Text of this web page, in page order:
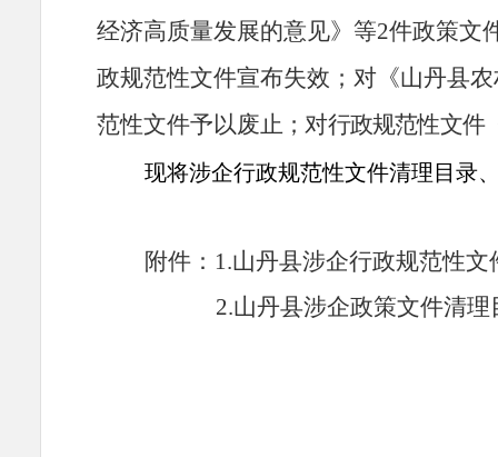
经济高质量发展的意见》等2件政策文
政规范性文件宣布失效；对《山丹县
范性文件予以废止；对行政规范性文件
现将涉企行政规范性文件清理目录
附件： 1.山丹县涉企行政规范性文
2.山丹县涉企政策文件清理